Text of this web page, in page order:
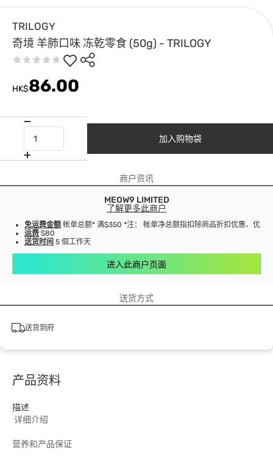
TRILOGY
奇境 羊肺口味 冻乾零食 (50g) - TRILOGY
HK$86.00
加入购物袋
商户资讯
MEOW9 LIMITED
了解更多此商户
免运费金额 帐单总额* 满$350 *注： 帐单净总额指扣除商品折扣优惠、优惠
运费 $80
送货时间 5 個工作天
进入此商户页面
送货方式
送货到府
产品资料
描述
详细介绍
营养和产品保证